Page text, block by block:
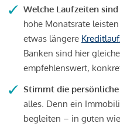
Welche Laufzeiten
hohe Monatsrate
etwas längere
Banken sind hier
empfehlenswert,
Stimmt die persönliche
alles. Denn ein
begleiten – in guten